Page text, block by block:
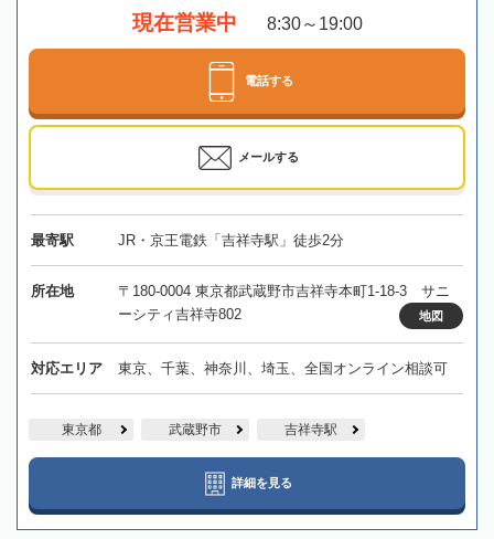
現在営業中 8:30～19:00
電話する
メールする
最寄駅 JR・京王電鉄「吉祥寺駅」徒歩2分
所在地
〒180-0004 東京都武蔵野市吉祥寺本町1-18-3 サニ
ーシティ吉祥寺802
地図
対応エリア 東京、千葉、神奈川、埼玉、全国オンライン相談可
東京都 武蔵野市 吉祥寺駅
詳細を見る